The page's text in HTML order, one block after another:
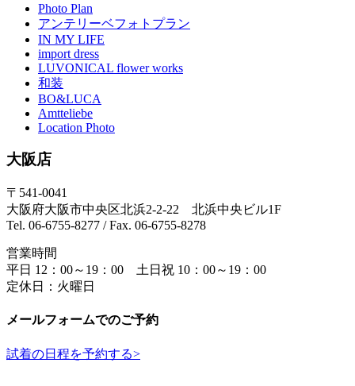
Photo Plan
アンテリーベフォトプラン
IN MY LIFE
import dress
LUVONICAL flower works
和装
BO&LUCA
Amtteliebe
Location Photo
大阪店
〒541-0041
大阪府大阪市中央区北浜2-2-22 北浜中央ビル1F
Tel. 06-6755-8277 / Fax. 06-6755-8278
営業時間
平日 12：00～19：00 土日祝 10：00～19：00
定休日：火曜日
メールフォームでのご予約
試着の日程を予約する>